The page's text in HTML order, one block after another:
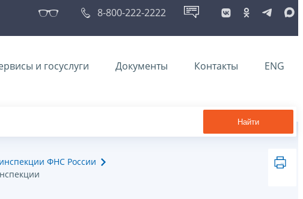
8-800-222-2222
и госуслуги Документы Контакты ENG
Найти
ФНС России